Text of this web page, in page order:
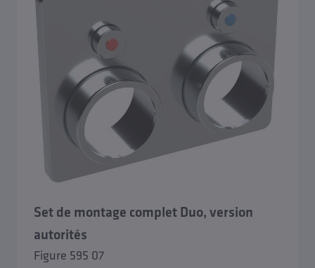
Set de montage complet Duo, version
autorités
Figure 595 07